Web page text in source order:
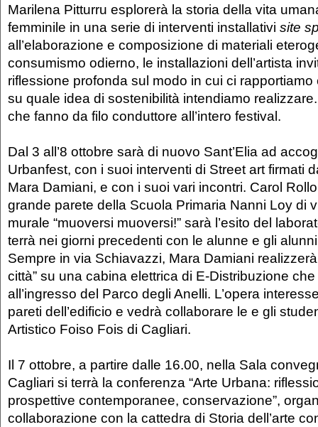
Marilena Pitturru esplorerà la storia della vita
femminile in una serie di interventi installativi site
all’elaborazione e composizione di materiali
consumismo odierno, le installazioni dell’artista
riflessione profonda sul modo in cui ci rapportiamo
su quale idea di sostenibilità intendiamo
che fanno da filo conduttore all’intero festival.
Dal 3 all’8 ottobre sarà di nuovo Sant’Elia ad
Urbanfest, con i suoi interventi di Street art firmati
Mara Damiani, e con i suoi vari incontri. Carol
grande parete della Scuola Primaria Nanni Loy di
murale “muoversi muoversi!” sarà l’esito del
terrà nei giorni precedenti con le alunne e gli
Sempre in via Schiavazzi, Mara Damiani
città” su una cabina elettrica di E-Distribuzione
all’ingresso del Parco degli Anelli. L’opera
pareti dell’edificio e vedrà collaborare le e gli
Artistico Foiso Fois di Cagliari.
Il 7 ottobre, a partire dalle 16.00, nella Sala
Cagliari si terrà la conferenza “Arte Urbana:
prospettive contemporanee, conservazione”,
collaborazione con la cattedra di Storia dell’arte